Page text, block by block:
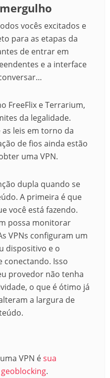
vocês excitados e
para as etapas da
de entrar em
e a interface
FreeFlix e Terrarium,
da legalidade.
leis em torno da
de fios ainda estão
uma VPN.
dupla quando se
A primeira é que
você está fazendo.
possa monitorar
VPNs configuram um
dispositivo e o
conectando. Isso
provedor não tenha
o que é ótimo já
a largura de
VPN ésua
.